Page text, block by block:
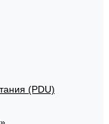
(PDU)